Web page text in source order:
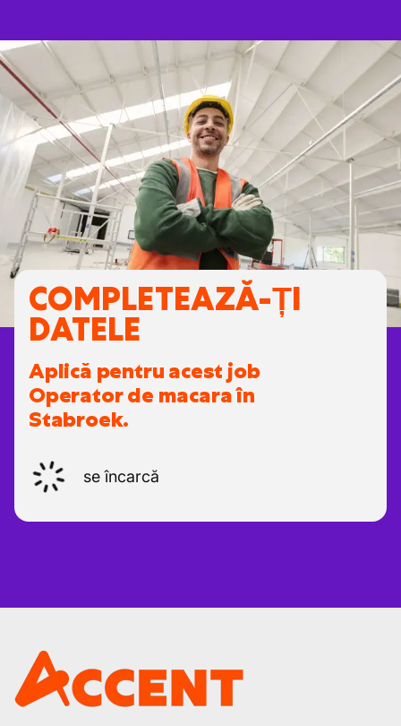
COMPLETEAZĂ-ȚI
DATELE
Aplică pentru acest job
Operator de macara în
Stabroek.
se încarcă